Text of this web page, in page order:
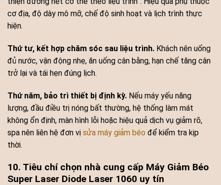
cơ địa, độ dày mô mỡ, chế độ sinh hoạt và lịch trình thực
hiện.
Thứ tư, kết hợp chăm sóc sau liệu trình. Khách nên uống
đủ nước, vận động nhẹ, ăn uống cân bằng, hạn chế tăng cân
trở lại và tái hẹn đúng lịch.
Thứ năm, bảo trì thiết bị định kỳ. Nếu máy yếu năng
lượng, đầu điều trị nóng bất thường, hệ thống làm mát
không ổn định, màn hình lỗi hoặc hiệu quả dịch vụ giảm rõ,
spa nên liên hệ đơn vị sửa máy giảm béo để kiểm tra kịp
thời.
10. Tiêu chí chọn nhà cung cấp Máy Giảm Béo
Super Laser Diode Laser 1060 uy tín